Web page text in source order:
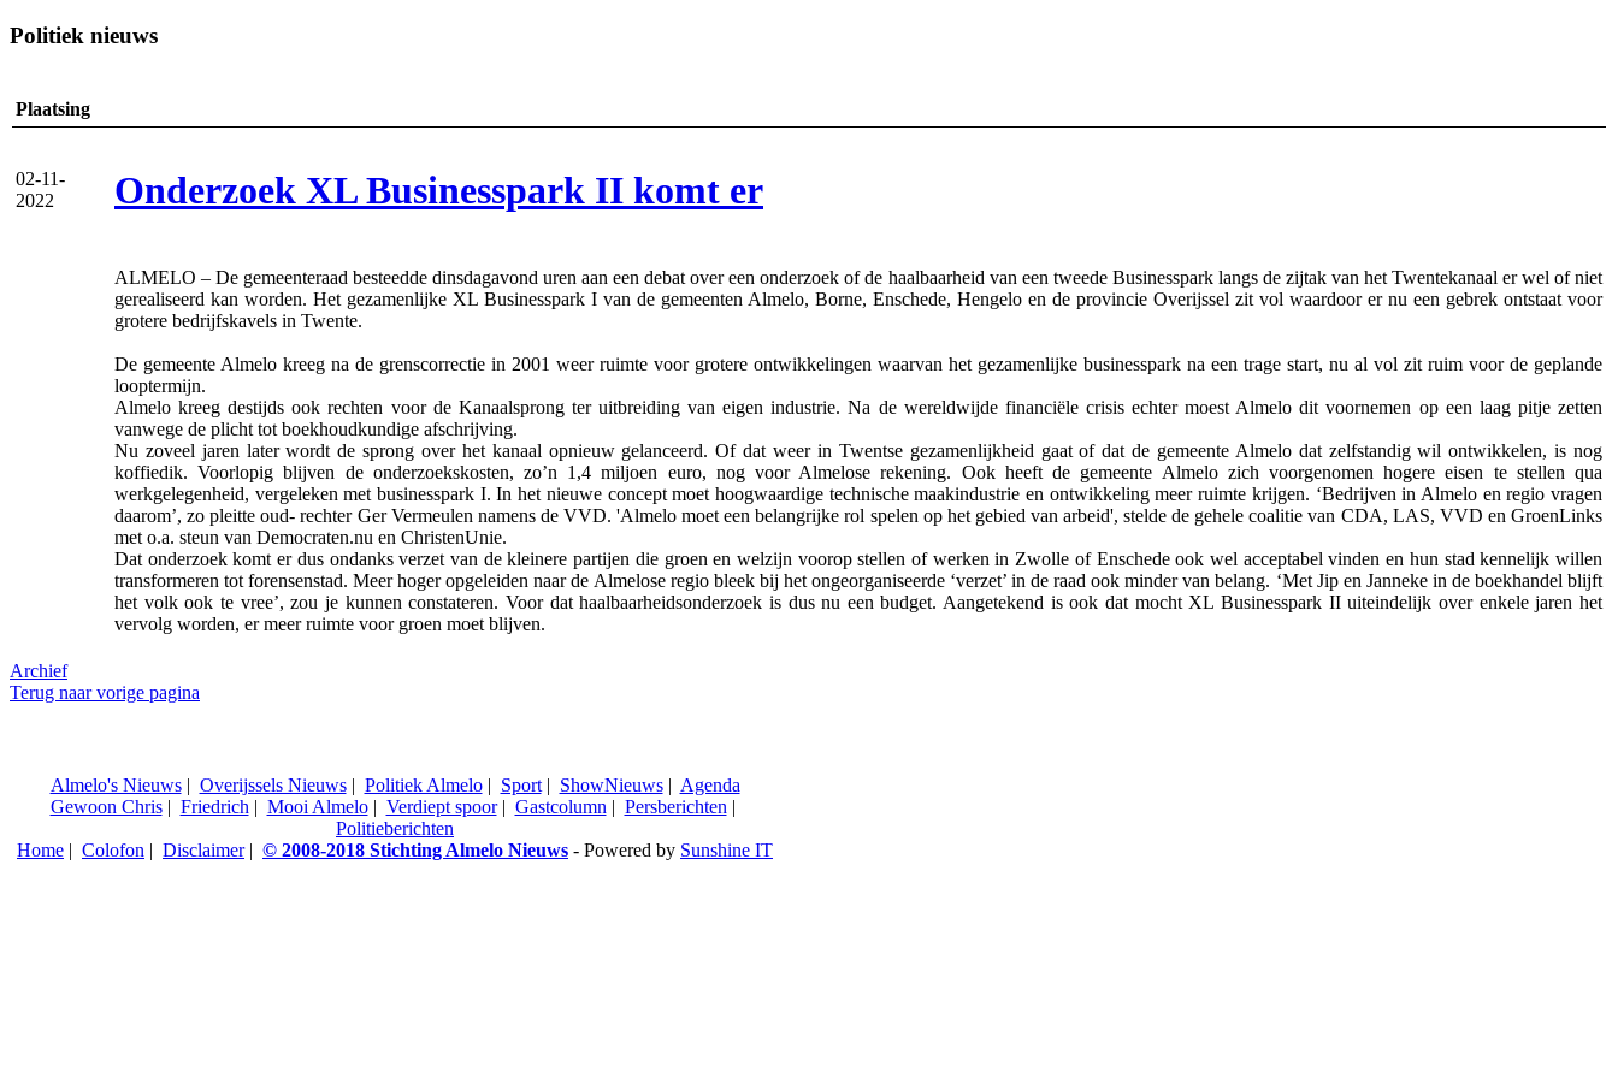
Politiek nieuws
Plaatsing
02-11-
2022
Onderzoek XL Businesspark II komt er
ALMELO – De gemeenteraad besteedde dinsdagavond uren aan een debat over een onderzoek of de haalbaarheid van een tweede Businesspark langs de zijtak van het Twentekanaal er wel of niet
gerealiseerd kan worden. Het gezamenlijke XL Businesspark I van de gemeenten Almelo, Borne, Enschede, Hengelo en de provincie Overijssel zit vol waardoor er nu een gebrek ontstaat voor
grotere bedrijfskavels in Twente.
De gemeente Almelo kreeg na de grenscorrectie in 2001 weer ruimte voor grotere ontwikkelingen waarvan het gezamenlijke businesspark na een trage start, nu al vol zit ruim voor de geplande
looptermijn.
Almelo kreeg destijds ook rechten voor de Kanaalsprong ter uitbreiding van eigen industrie. Na de wereldwijde financiële crisis echter moest Almelo dit voornemen op een laag pitje zetten
vanwege de plicht tot boekhoudkundige afschrijving.
Nu zoveel jaren later wordt de sprong over het kanaal opnieuw gelanceerd. Of dat weer in Twentse gezamenlijkheid gaat of dat de gemeente Almelo dat zelfstandig wil ontwikkelen, is nog
koffiedik. Voorlopig blijven de onderzoekskosten, zo’n 1,4 miljoen euro, nog voor Almelose rekening. Ook heeft de gemeente Almelo zich voorgenomen hogere eisen te stellen qua
werkgelegenheid, vergeleken met businesspark I. In het nieuwe concept moet hoogwaardige technische maakindustrie en ontwikkeling meer ruimte krijgen. ‘Bedrijven in Almelo en regio vragen
daarom’, zo pleitte oud- rechter Ger Vermeulen namens de VVD. 'Almelo moet een belangrijke rol spelen op het gebied van arbeid', stelde de gehele coalitie van CDA, LAS, VVD en GroenLinks
met o.a. steun van Democraten.nu en ChristenUnie.
Dat onderzoek komt er dus ondanks verzet van de kleinere partijen die groen en welzijn voorop stellen of werken in Zwolle of Enschede ook wel acceptabel vinden en hun stad kennelijk willen
transformeren tot forensenstad. Meer hoger opgeleiden naar de Almelose regio bleek bij het ongeorganiseerde ‘verzet’ in de raad ook minder van belang. ‘Met Jip en Janneke in de boekhandel blijft
het volk ook te vree’, zou je kunnen constateren. Voor dat haalbaarheidsonderzoek is dus nu een budget. Aangetekend is ook dat mocht XL Businesspark II uiteindelijk over enkele jaren het
vervolg worden, er meer ruimte voor groen moet blijven.
Archief
Terug naar vorige pagina
Almelo's Nieuws| Overijssels Nieuws| Politiek Almelo| Sport| ShowNieuws| Agenda
Gewoon Chris| Friedrich| Mooi Almelo| Verdiept spoor| Gastcolumn| Persberichten|
Politieberichten
Home | Colofon | Disclaimer| © 2008-2018 Stichting Almelo Nieuws - Powered by Sunshine IT